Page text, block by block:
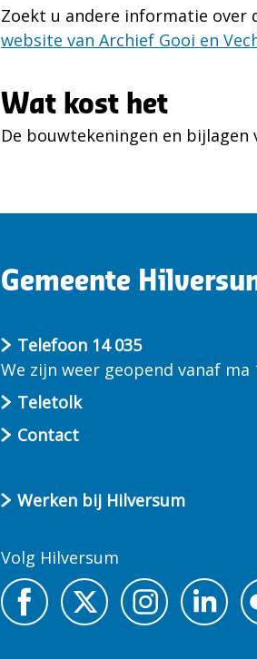
Zoekt u andere informatie over
website van Archief Gooi en
Wat kost het
De bouwtekeningen en
Gemeente
Telefoon 14 035
We zijn weer geopend vanaf ma
Teletolk
Contact
Werken bij Hilversum
Volg Hilversum